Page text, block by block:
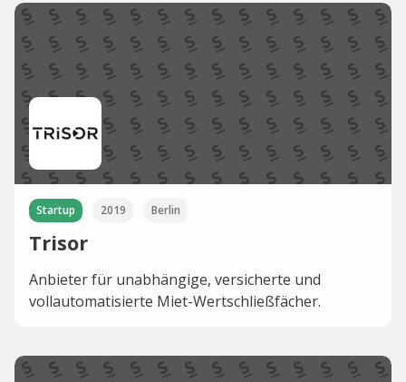
Startup 2019 Berlin
Trisor
Anbieter für unabhängige, versicherte und
vollautomatisierte Miet-Wertschließfächer.